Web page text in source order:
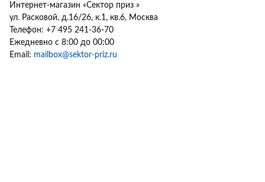
Интернет-магазин «Сектор приз »
ул. Расковой, д.16/26, к.1, кв.6, Москва
Телефон: +7 495 241-36-70
Ежедневно с 8:00 до 00:00
Email: mailbox@sektor-priz.ru